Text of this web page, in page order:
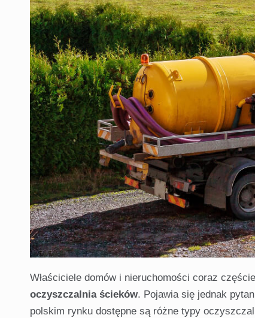
Właściciele domów i nieruchomości coraz
oczyszczalnia ścieków. Pojawia się jednak
polskim rynku dostępne są różne typy